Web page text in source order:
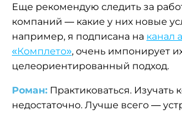
Еще рекомендую следить за
компаний — какие у них новые
например, я подписана на канал
«Комплето», очень импонирует
целеориентированный подход.
Роман: Практиковаться. Изучать
недостаточно. Лучше всего —